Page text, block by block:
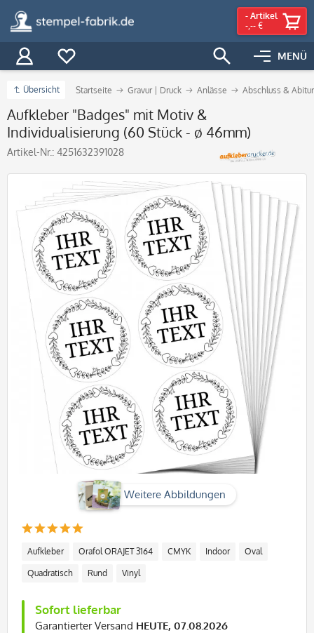
MENÜ
- Artikel
-,-- €
Übersicht Startseite Gravur | Druck Anlässe Abschluss & Abitur
Aufkleber "Badges" mit Motiv &
Individualisierung (60 Stück - ø 46mm)
Artikel-Nr.: 4251632391028
Weitere Abbildungen
Aufkleber Orafol ORAJET 3164 CMYK Indoor Oval
Quadratisch Rund Vinyl
Sofort lieferbar
Garantierter Versand HEUTE, 07.08.2026